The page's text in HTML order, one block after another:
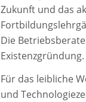
Zukunft und das
Die
Existenzgründung.
Für das leibliche
und